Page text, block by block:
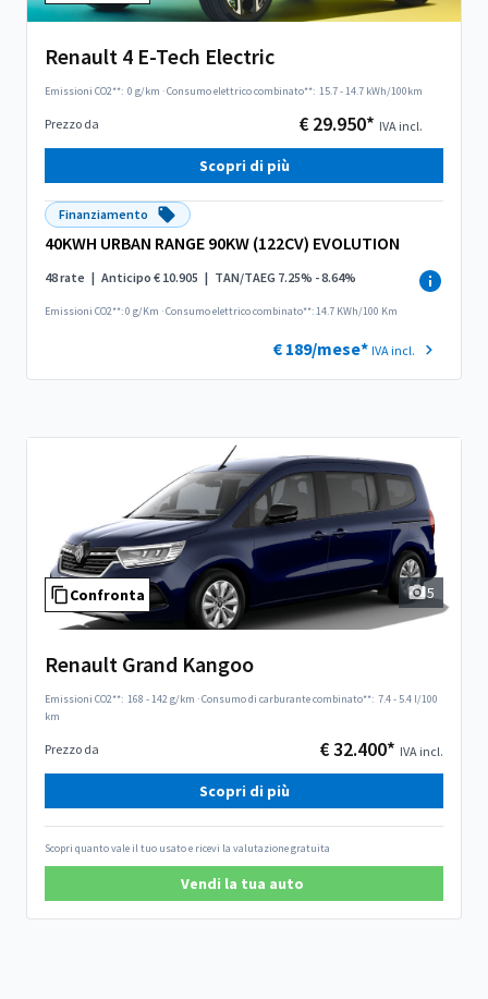
Renault 4 E-Tech Electric
Emissioni CO2**: 0 g/km ·Consumo elettrico combinato**: 15.7 - 14.7 kWh/100km
Prezzo da € 29.950* IVA incl.
Scopri di più
Finanziamento
40KWH URBAN RANGE 90KW (122CV) EVOLUTION
48 rate | Anticipo € 10.905 | TAN/TAEG 7.25% - 8.64%
Emissioni CO2**: 0 g/Km ·Consumo elettrico combinato**: 14.7 KWh/100 Km
€ 189/mese* IVA incl.
Confronta 5
Renault Grand Kangoo
Emissioni CO2**: 168 - 142 g/km ·Consumo di carburante combinato**: 7.4 - 5.4 l/100
km
Prezzo da € 32.400* IVA incl.
Scopri di più
Scopri quanto vale il tuo usato e ricevi la valutazione gratuita
Vendi la tua auto